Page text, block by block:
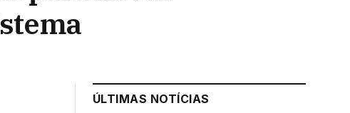
ÚLTIMAS NOTÍCIAS